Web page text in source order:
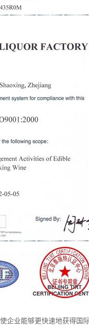
业能够更快速地获得国